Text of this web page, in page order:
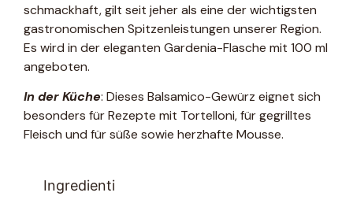
Ingredienti
schmackhaft, gilt seit jeher als eine der wichtigsten
gastronomischen Spitzenleistungen unserer Region.
Es wird in der eleganten Gardenia-Flasche mit 100 ml
angeboten.
In der Küche: Dieses Balsamico-Gewürz eignet sich
besonders für Rezepte mit Tortelloni, für gegrilltes
Fleisch und für süße sowie herzhafte Mousse.